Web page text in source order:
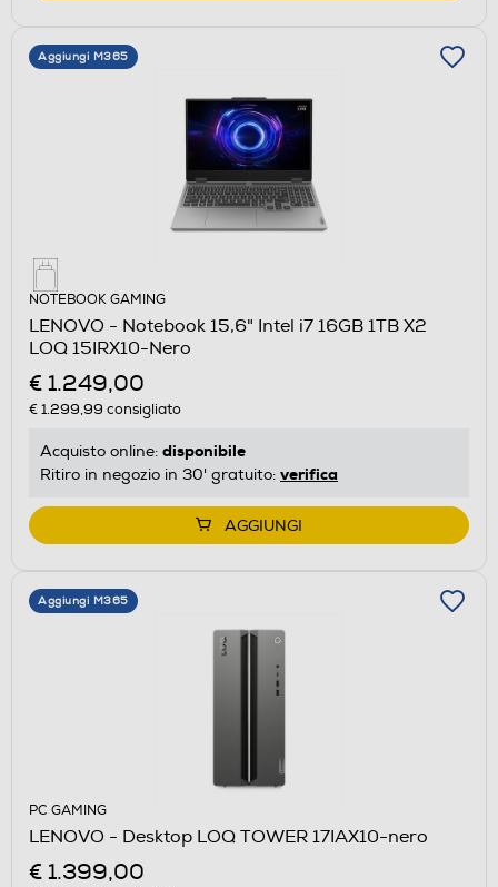
Aggiungi M365
NOTEBOOK GAMING
LENOVO - Notebook 15,6" Intel i7 16GB 1TB X2
LOQ 15IRX10-Nero
€ 1.249,00
€ 1.299,99 consigliato
Acquisto online: disponibile
Ritiro in negozio in 30' gratuito: verifica
AGGIUNGI
Aggiungi M365
PC GAMING
LENOVO - Desktop LOQ TOWER 17IAX10-nero
€ 1.399,00